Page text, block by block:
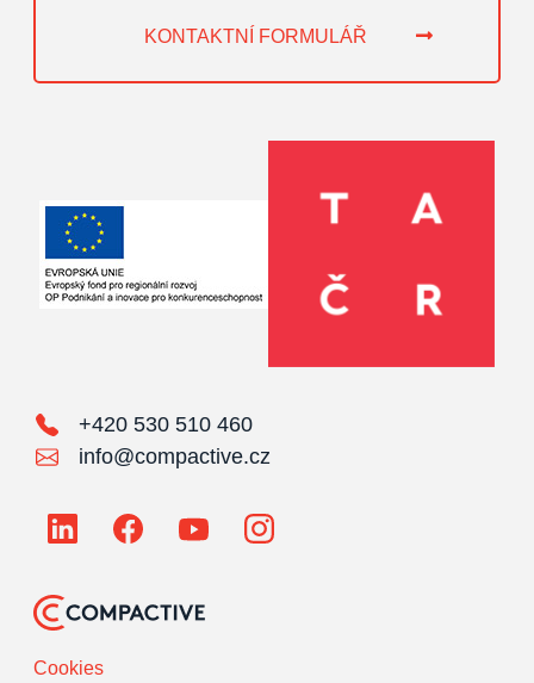
KONTAKTNÍ FORMULÁŘ
+420 530 510 460
info@compactive.cz
Cookies